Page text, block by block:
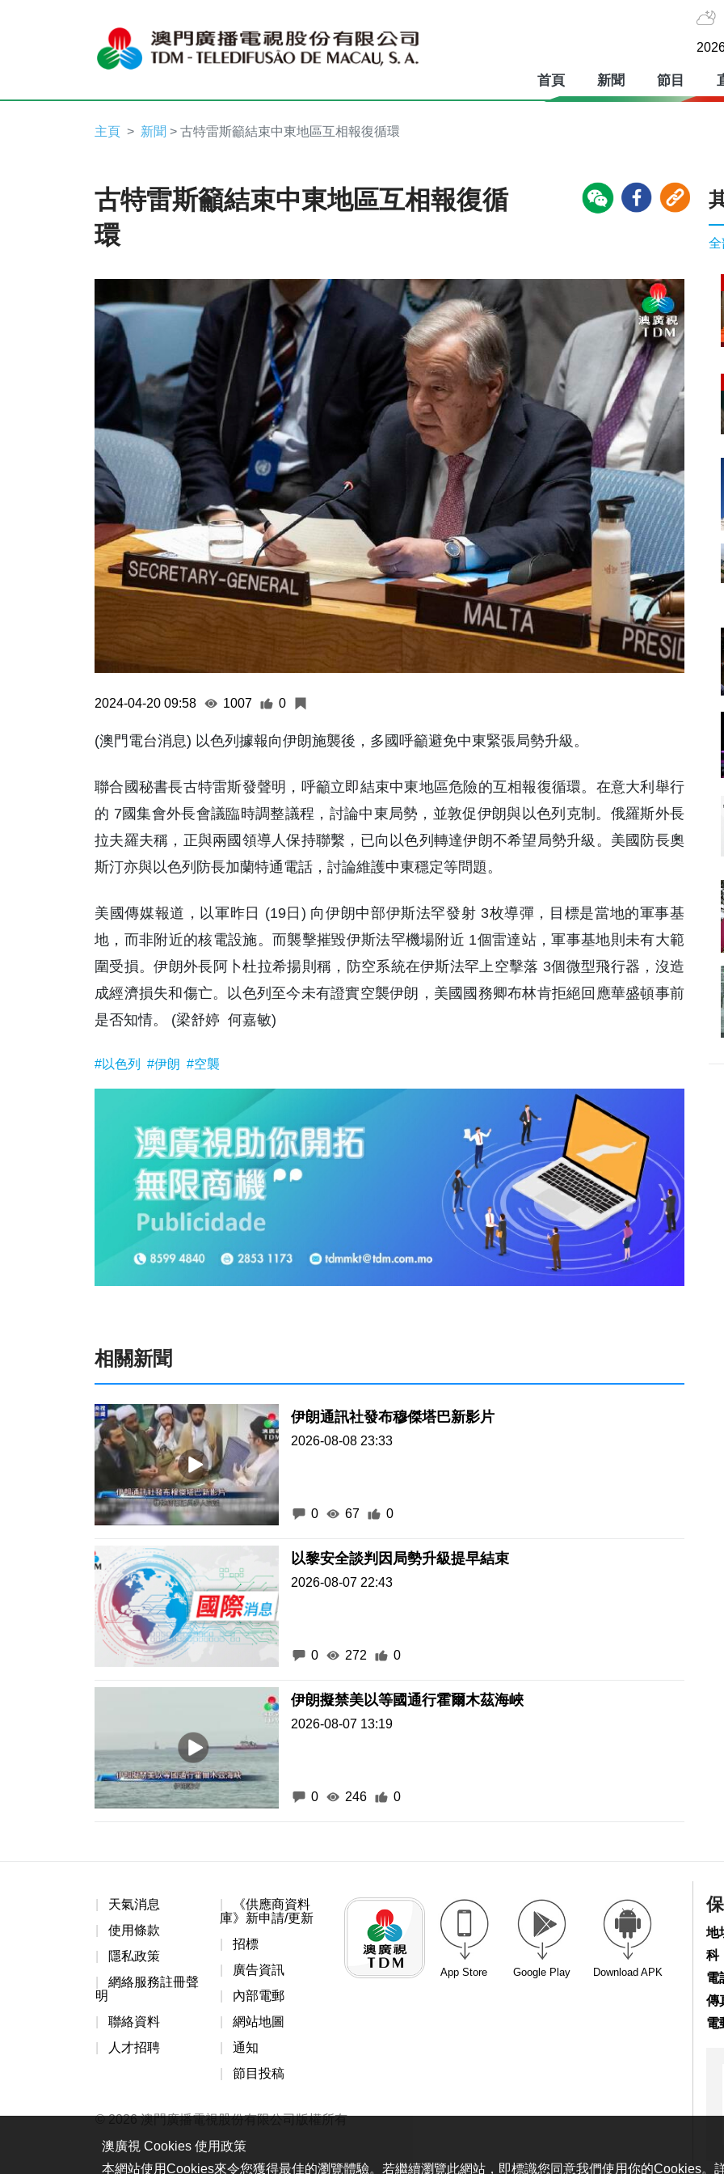
首頁 新聞 節目
主頁 新聞 > 古特雷斯籲結束中東地區互相報復循環
古特雷斯籲結束中東地區互相報復循
環
2024-04-20 09:58 1007 0
(澳門電台消息) 以色列據報向伊朗施襲後，多國呼籲避免中東緊張局勢升級。
聯合國秘書長古特雷斯發聲明，呼籲立即結束中東地區危險的互相報復循環。在意大利舉行
的 7國集會外長會議臨時調整議程，討論中東局勢，並敦促伊朗與以色列克制。俄羅斯外長
拉夫羅夫稱，正與兩國領導人保持聯繫，已向以色列轉達伊朗不希望局勢升級。美國防長奧
斯汀亦與以色列防長加蘭特通電話，討論維護中東穩定等問題。
美國傳媒報道，以軍昨日 (19日) 向伊朗中部伊斯法罕發射 3枚導彈，目標是當地的軍事基
地，而非附近的核電設施。而襲擊摧毀伊斯法罕機場附近 1個雷達站，軍事基地則未有大範
圍受損。伊朗外長阿卜杜拉希揚則稱，防空系統在伊斯法罕上空擊落 3個微型飛行器，沒造
成經濟損失和傷亡。以色列至今未有證實空襲伊朗，美國國務卿布林肯拒絕回應華盛頓事前
是否知情。 (梁舒婷 何嘉敏)
#以色列 #伊朗 #空襲
相關新聞
伊朗通訊社發布穆傑塔巴新影片
2026-08-08 23:33
0 67 0
以黎安全談判因局勢升級提早結束
2026-08-07 22:43
0 272 0
伊朗擬禁美以等國通行霍爾木茲海峽
2026-08-07 13:19
0 246 0
全
天氣消息
使用條款
隱私政策
網絡服務註冊聲
明
聯絡資料
人才招聘
《供應商資料
庫》新申請/更新
招標
廣告資訊
內部電郵
網站地圖
通知
節目投稿
App Store Google Play Download APK
© 2026 澳門廣播電視股份有限公司版權所有
地
科
電
傳
電
澳廣視 Cookies 使用政策
本網站使用Cookies來令您獲得最佳的瀏覽體驗。若繼續瀏覽此網站，即標識您同意我們使用你的Cookies。